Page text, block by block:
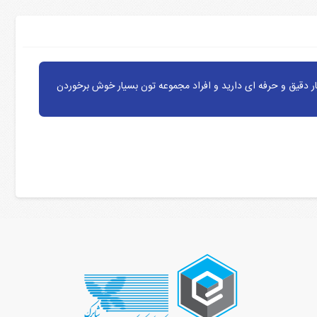
و حرفه ای دارید و افراد مجموعه تون بسیار خوش برخوردن